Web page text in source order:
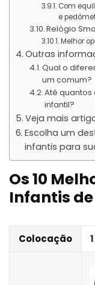
Com
e
Relógio
Melhor
Outras
Qual o
um comum?
Até
infantil?
Veja mais
Escolha um
infantis para
Os 10
Infantis de
Colocação 1